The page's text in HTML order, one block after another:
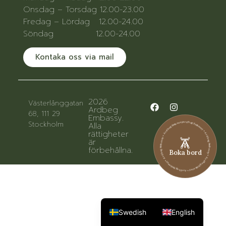
Ardbeg Embassy • Ardbeg Embassy • Ardbeg Embassy • Ardbeg Embassy • Ardbeg Embassy • Ardbeg Embassy
Boka bord
Onsdag – Torsdag 12.00-23.00
Fredag – Lördag 12.00-24.00
Söndag 12.00-24.00
Kontaka oss via mail
Västerlånggatan
68, 111 29
Stockholm
2026
Ardbeg
Embassy.
Alla
rättigheter
är
förbehållna.
Swedish English